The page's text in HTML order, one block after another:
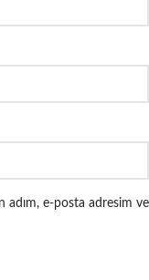
adım, e-posta adresim ve